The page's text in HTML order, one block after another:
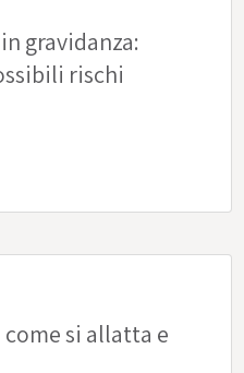
gravidanza:
rischi
si allatta e